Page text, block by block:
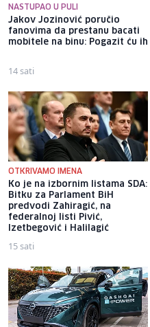
NASTUPAO U PULI
Jakov Jozinović poručio
fanovima da prestanu bacati
mobitele na binu: Pogazit ću ih
14 sati
OTKRIVAMO IMENA
Ko je na izbornim listama SDA:
Bitku za Parlament BiH
predvodi Zahiragić, na
federalnoj listi Pivić,
Izetbegović i Halilagić
15 sati